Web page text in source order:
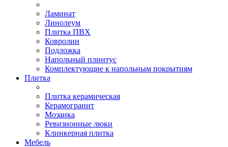
Ламинат
Линолеум
Плитка ПВХ
Ковролин
Подложка
Напольный плинтус
Комплектующие к напольным покрытиям
Плитка
Плитка керамическая
Керамогранит
Мозаика
Ревизионные люки
Клинкерная плитка
Мебель